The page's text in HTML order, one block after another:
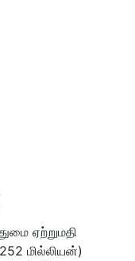
ஏற்றுமதி
மில்லியன்)